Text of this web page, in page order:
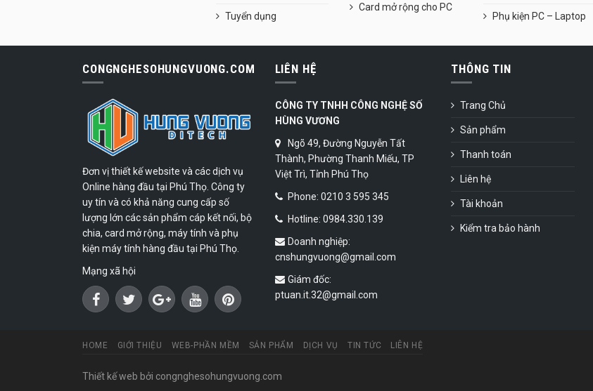
Tuyển dụng
Card mở rộng cho PC
Phụ kiện PC – Laptop
CONGNGHESOHUNGVUONG.COM
Đơn vị thiết kế website và các dịch vụ
Online hàng đầu tại Phú Thọ. Công ty
uy tín và có khả năng cung cấp số
lượng lớn các sản phẩm cáp kết nối, bộ
chia, card mở rộng, máy tính và phụ
kiện máy tính hàng đầu tại Phú Thọ.
Mạng xã hội
LIÊN HỆ
CÔNG TY TNHH CÔNG NGHỆ SỐ
HÙNG VƯƠNG
Ngõ 49, Đường Nguyễn Tất
Thành, Phường Thanh Miếu, TP
Việt Trì, Tỉnh Phú Thọ
Phone: 0210 3 595 345
Hotline: 0984.330.139
Doanh nghiệp:
cnshungvuong@gmail.com
Giám đốc:
ptuan.it.32@gmail.com
THÔNG TIN
Trang Chủ
Sản phẩm
Thanh toán
Liên hệ
Tài khoản
Kiểm tra bảo hành
HOME GIỚI THIỆU WEB-PHẦN MỀM SẢN PHẨM DỊCH VỤ TIN TỨC LIÊN HỆ
Thiết kế web bởi congnghesohungvuong.com